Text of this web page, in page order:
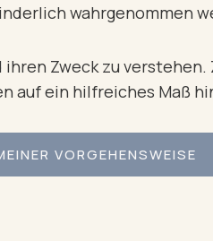
wahrgenommen
Zweck zu
auf ein hilfreiches Maß
VORGEHENSWEISE